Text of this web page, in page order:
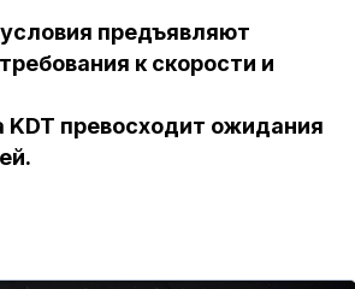
предъявляют
к скорости и
KDT превосходит ожидания